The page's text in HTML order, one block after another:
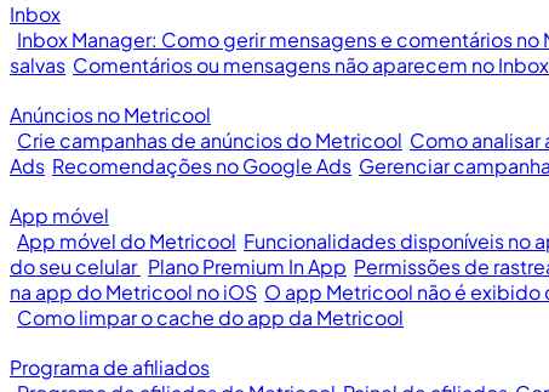
Inbox
Inbox Manager: Como gerir mensagens e comentários no
salvas Comentários ou mensagens não aparecem no Inbox
Anúncios no Metricool
Crie campanhas de anúncios do Metricool Como analisar
Ads Recomendações no Google Ads Gerenciar
App móvel
App móvel do Metricool Funcionalidades disponíveis no
do seu celular Plano Premium In App Permissões de
na app do Metricool no iOS O app Metricool não é
Como limpar o cache do app da Metricool
Programa de afiliados